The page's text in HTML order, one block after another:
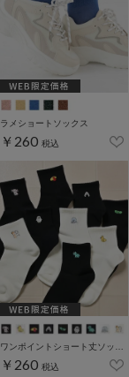
ラメショートソックス
￥260 税込
￥260 税込